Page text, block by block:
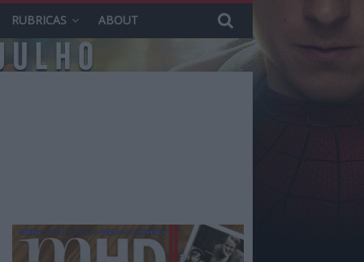
RUBRICAS ABOUT